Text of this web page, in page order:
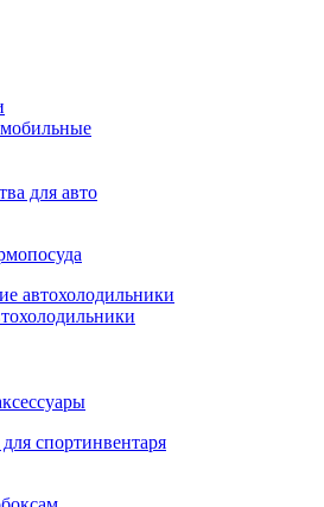
для авто
автохолодильники
спортинвентаря